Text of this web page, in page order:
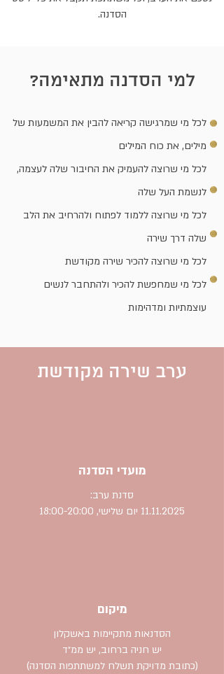
הסדנה.
למי הסדנה מתאימה?
לכל מי שמרגישה קריאה להבין את המשמעות של
מילים, את כוח המילים
לכל מי שרוצה להעמיק את החיבור שלה לעצמה,
לנשמת העל שלה
לכל מי שרוצה ללמוד לפתוח ולהרחיב את הלב
שלה דרך שירה
לכל מי שרוצה להכיר שירה מקודשת
לכל מי שמחפשת להכיר ולהתחבר לנשים
עוצמתיות ומדהימות
ערב שירה מקודשת
מועדי הסדנה
סדנת ערב:
11.11.2025 יום שלישי, 18:00-20:00
מיקום
הסדנאות מתקיימות באשקלון
יש חניה ברחוב, יש ממ״ד
(כתובת מדויקת תשלח למשתתפות הסדנה)